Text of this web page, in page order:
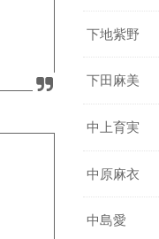
下地紫野
下田麻美
中上育実
中原麻衣
中島愛